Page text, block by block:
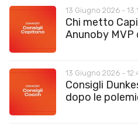
13 Giugno 2026 -
Chi metto
Anunoby MVP
13 Giugno 2026 -
Consigli
dopo le